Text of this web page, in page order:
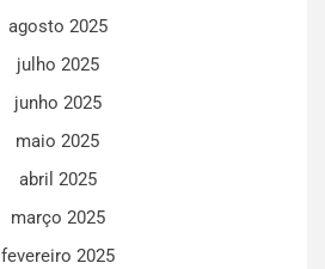
agosto 2025
julho 2025
junho 2025
maio 2025
abril 2025
março 2025
fevereiro 2025